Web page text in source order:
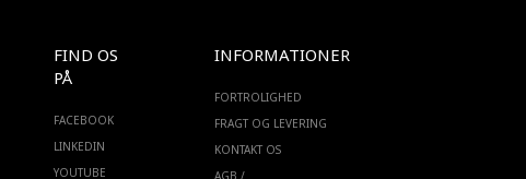
FIND OS
PÅ
FACEBOOK
LINKEDIN
YOUTUBE
INFORMATIONER
FORTROLIGHED
FRAGT OG LEVERING
KONTAKT OS
AGB /